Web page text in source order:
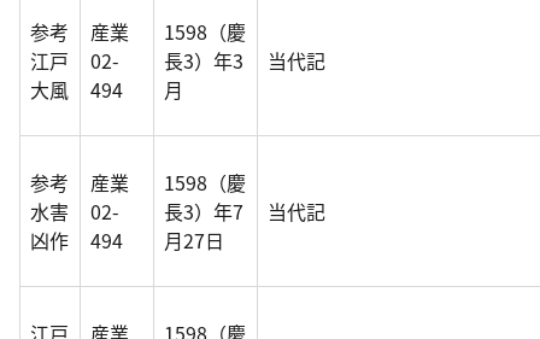
参考
江戸
大風
産業
02-
494
1598（慶
長3）年3
月
当代記
参考
水害
凶作
産業
02-
494
1598（慶
長3）年7
月27日
当代記
江戸
産業
1598（慶